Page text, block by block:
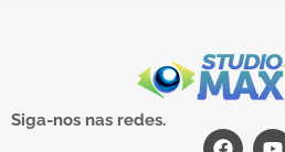
Siga-nos nas redes.